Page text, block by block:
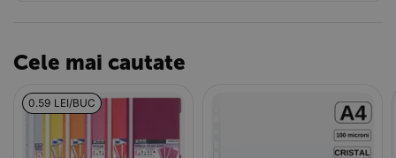
Cele mai cautate
0.59 LEI/BUC